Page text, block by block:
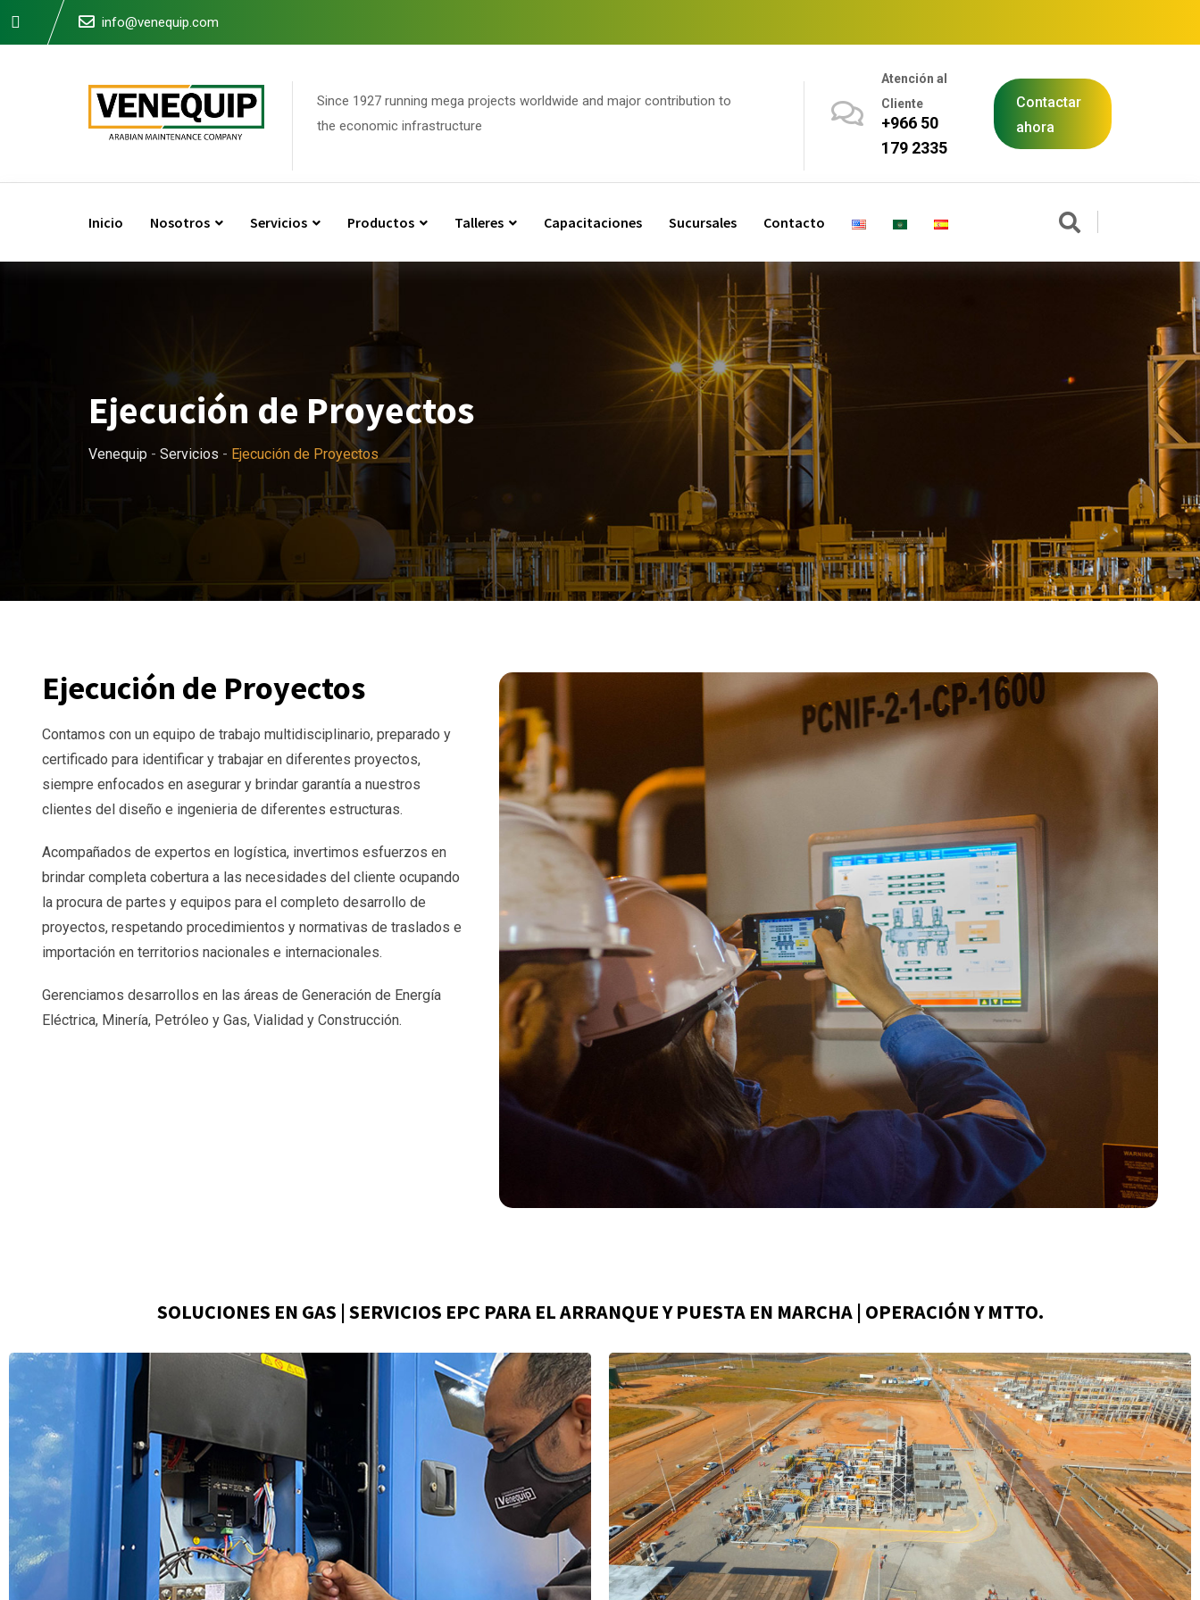
info@venequip.com
Since 1927 running mega projects worldwide and major contribution to
the economic infrastructure
Atención al
Cliente
+966 50
179 2335
Contactar
ahora
Inicio Nosotros Servicios Productos Talleres Capacitaciones Sucursales Contacto
Ejecución de Proyectos
Venequip - Servicios - Ejecución de Proyectos
Ejecución de Proyectos
Contamos con un equipo de trabajo multidisciplinario, preparado y
certificado para identificar y trabajar en diferentes proyectos,
siempre enfocados en asegurar y brindar garantía a nuestros
clientes del diseño e ingenieria de diferentes estructuras.
Acompañados de expertos en logística, invertimos esfuerzos en
brindar completa cobertura a las necesidades del cliente ocupando
la procura de partes y equipos para el completo desarrollo de
proyectos, respetando procedimientos y normativas de traslados e
importación en territorios nacionales e internacionales.
Gerenciamos desarrollos en las áreas de Generación de Energía
Eléctrica, Minería, Petróleo y Gas, Vialidad y Construcción.
SOLUCIONES EN GAS | SERVICIOS EPC PARA EL ARRANQUE Y PUESTA EN MARCHA | OPERACIÓN Y MTTO.